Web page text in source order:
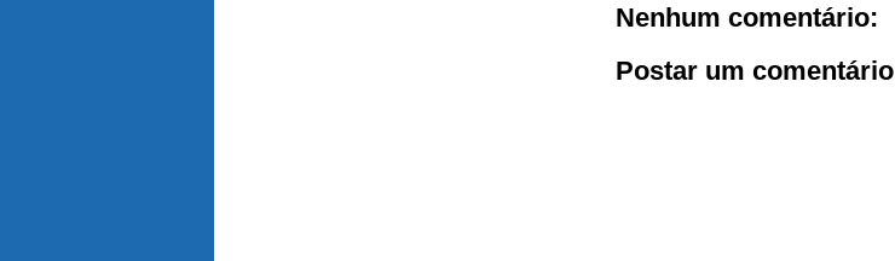
Nenhum comentário:
Postar um comentário